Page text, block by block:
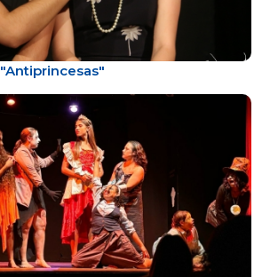
"Antiprincesas"